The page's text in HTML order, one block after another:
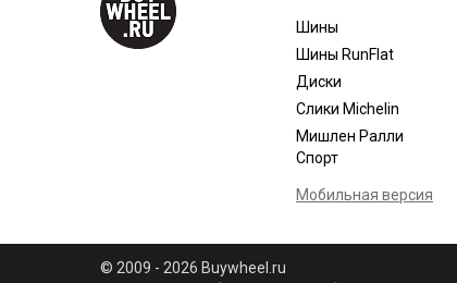
Шины
Шины RunFlat
Диски
Слики Michelin
Мишлен Ралли
Спорт
Мобильная версия
© 2009 - 2026 Buywheel.ru